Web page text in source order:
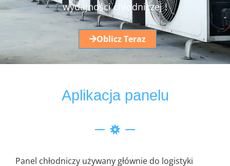
wydajności chłodniczej !
Oblicz Teraz
Aplikacja panelu
Panel chłodniczy używany głównie do logistyki